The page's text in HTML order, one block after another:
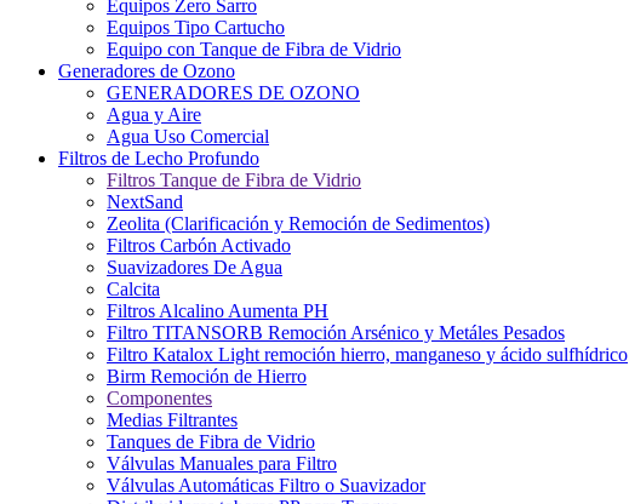
Equipos Zero Sarro
Equipos Tipo Cartucho
Equipo con Tanque de Fibra de Vidrio
Generadores de Ozono
GENERADORES DE OZONO
Agua y Aire
Agua Uso Comercial
Filtros de Lecho Profundo
Filtros Tanque de Fibra de Vidrio
NextSand
Zeolita (Clarificación y Remoción de Sedimentos)
Filtros Carbón Activado
Suavizadores De Agua
Calcita
Filtros Alcalino Aumenta PH
Filtro TITANSORB Remoción Arsénico y Metáles Pesados
Filtro Katalox Light remoción hierro, manganeso y ácido sulfhídrico
Birm Remoción de Hierro
Componentes
Medias Filtrantes
Tanques de Fibra de Vidrio
Válvulas Manuales para Filtro
Válvulas Automáticas Filtro o Suavizador